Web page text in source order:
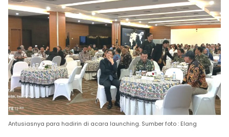
Antusiasnya para hadirin di acara launching. Sumber foto : Elang